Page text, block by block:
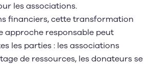
les associations.
financiers, cette transformation
approche responsable peut
les parties : les associations
de ressources, les donateurs se